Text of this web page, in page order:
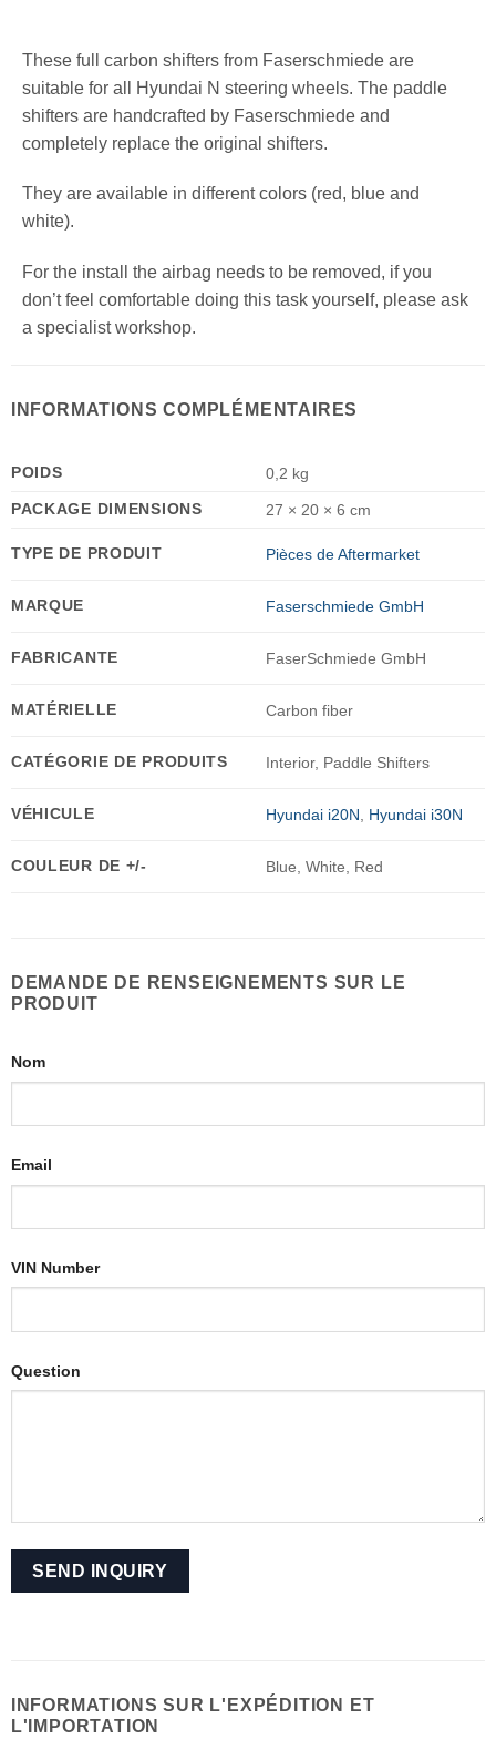
These full carbon shifters from Faserschmiede are
suitable for all Hyundai N steering wheels. The paddle
shifters are handcrafted by Faserschmiede and
completely replace the original shifters.
They are available in different colors (red, blue and
white).
For the install the airbag needs to be removed, if you
don’t feel comfortable doing this task yourself, please ask
a specialist workshop.
INFORMATIONS COMPLÉMENTAIRES
POIDS
0,2 kg
PACKAGE DIMENSIONS
27 × 20 × 6 cm
TYPE DE PRODUIT Pièces de Aftermarket
MARQUE Faserschmiede GmbH
FABRICANTE FaserSchmiede GmbH
MATÉRIELLE Carbon fiber
CATÉGORIE DE PRODUITS Interior, Paddle Shifters
VÉHICULE Hyundai i20N Hyundai i30N
COULEUR DE +/- Blue, White, Red
DEMANDE DE RENSEIGNEMENTS SUR LE
PRODUIT
Nom
Email
VIN Number
Question
INFORMATIONS SUR L'EXPÉDITION ET
L'IMPORTATION